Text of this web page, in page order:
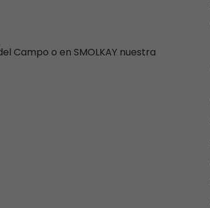
Campo o en SMOLKAY nuestra